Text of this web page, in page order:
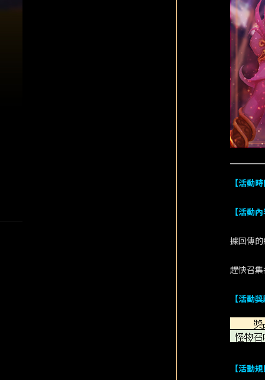
【活動
【活動
據回傳
趕快召
【活動
【活動